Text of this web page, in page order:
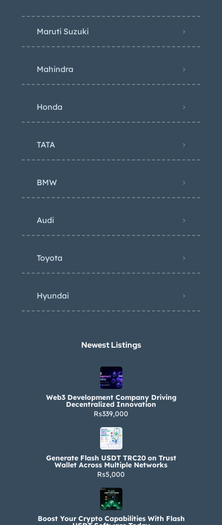
Maruti Suzuki
Mahindra
Honda
TATA
BMW
Audi
Toyota
Hyundai
Newest Listings​
Web3 Development Company Driving
Decentralized Innovation
Rs339,000
Generate Flash USDT TRC20 on Trust
Wallet Across Multiple Networks
Rs5,000
Boost Your Crypto Capabilities With Flash